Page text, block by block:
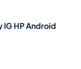
IG HP Android